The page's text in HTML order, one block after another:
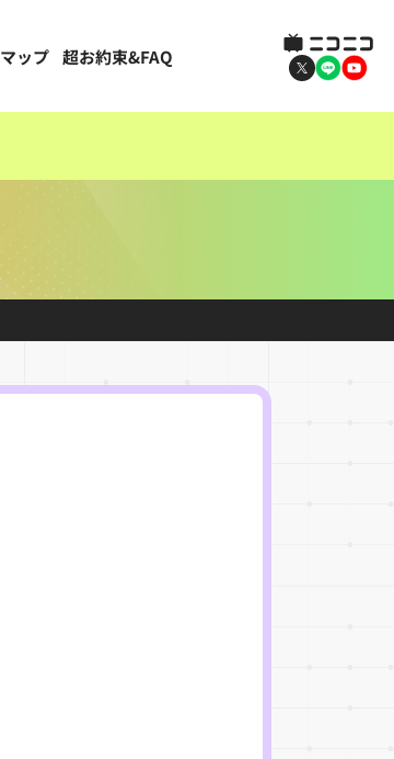
マップ 超お約束&FAQ